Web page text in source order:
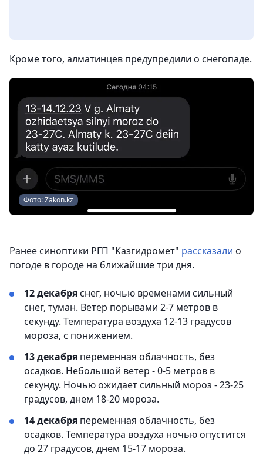
Кроме того, алматинцев предупредили о снегопаде.
Фото: Zakon.kz
Ранее синоптики РГП "Казгидромет" рассказали о
погоде в городе на ближайшие три дня.
12 декабряснег, ночью временами сильный
снег, туман. Ветер порывами 2-7 метров в
секунду. Температура воздуха 12-13 градусов
мороза, с понижением.
13 декабря переменная облачность, без
осадков. Небольшой ветер - 0-5 метров в
секунду. Ночью ожидает сильный мороз - 23-25
градусов, днем 18-20 мороза.
14 декабря переменная облачность, без
осадков. Температура воздуха ночью опустится
до 27 градусов, днем 15-17 мороза.